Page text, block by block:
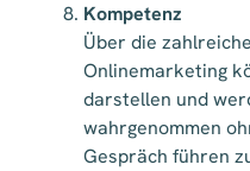
Kompetenz
Über die
Onlinemarketing
darstellen und
wahrgenommen
Gespräch führen